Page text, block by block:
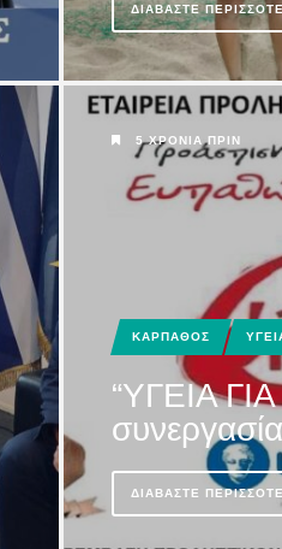
ΔΙΑΒΆΣΤΕ
5 ΧΡΌΝΙΑ ΠΡΙΝ
ΚΑΡΠΑΘΟΣ
“YΓΕΙΑ
ΔΙΑΒΆΣΤΕ